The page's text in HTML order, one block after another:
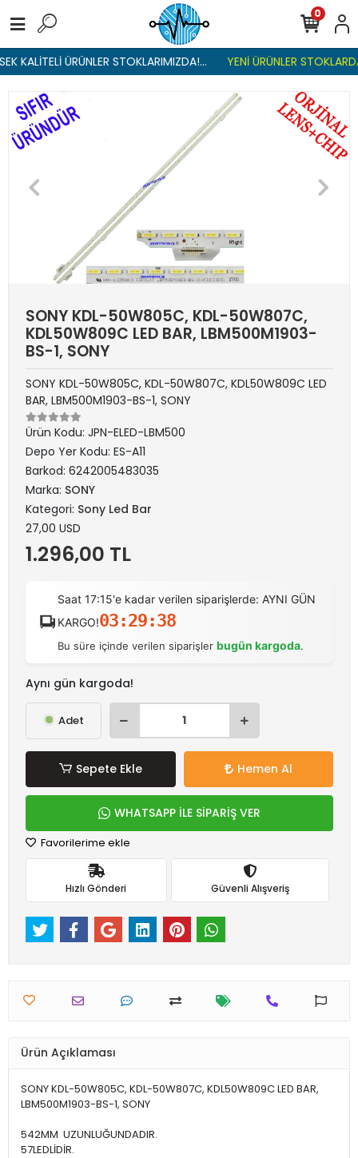
KALİTELİ ÜRÜNLER STOKLARIMIZDA!... YENİ ÜRÜNLER
0
SONY KDL-50W805C, KDL-50W807C,
KDL50W809C LED BAR, LBM500M1903-
BS-1, SONY
SONY KDL-50W805C, KDL-50W807C, KDL50W809C LED
BAR, LBM500M1903-BS-1, SONY
Ürün Kodu: JPN-ELED-LBM500
Depo Yer Kodu: ES-A11
Barkod: 6242005483035
Marka: SONY
Kategori: Sony Led Bar
27,00 USD
1.296,00 TL
Saat 17:15'e kadar verilen siparişlerde: AYNI GÜN
KARGO!03:29:38
Bu süre içinde verilen siparişlerbugün kargoda.
Aynı gün kargoda!
Adet
Sepete Ekle Hemen Al
WHATSAPP İLE SİPARİŞ VER
Favorilerime ekle
Hızlı Gönderi Güvenli Alışveriş
Ürün Açıklaması
SONY KDL-50W805C, KDL-50W807C, KDL50W809C LED BAR,
LBM500M1903-BS-1, SONY
542MM UZUNLUĞUNDADIR.
57LEDLİDİR.